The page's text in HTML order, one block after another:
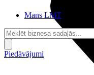
Mans LMT
Piedāvājumi